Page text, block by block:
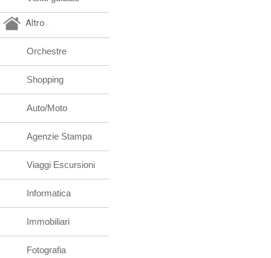
Altro
Orchestre
Shopping
Auto/Moto
Agenzie Stampa
Viaggi Escursioni
Informatica
Immobiliari
Fotografia